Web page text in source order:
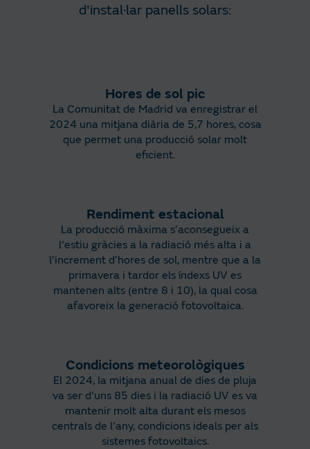
d'instal·lar panells solars:
Hores de sol pic
La Comunitat de Madrid va enregistrar el
2024 una mitjana diària de 5,7 hores, cosa
que permet una producció solar molt
eficient.
Rendiment estacional
La producció màxima s’aconsegueix a
l'estiu gràcies a la radiació més alta i a
l’increment d’hores de sol, mentre que a la
primavera i tardor els índexs UV es
mantenen alts (entre 8 i 10), la qual cosa
afavoreix la generació fotovoltaica.
Condicions meteorològiques
El 2024, la mitjana anual de dies de pluja
va ser d'uns 85 dies i la radiació UV es va
mantenir molt alta durant els mesos
centrals de l'any, condicions ideals per als
sistemes fotovoltaics.